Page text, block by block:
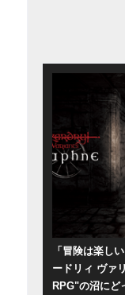
「冒険は楽し
ードリィ ヴァ
RPG"の沼にど